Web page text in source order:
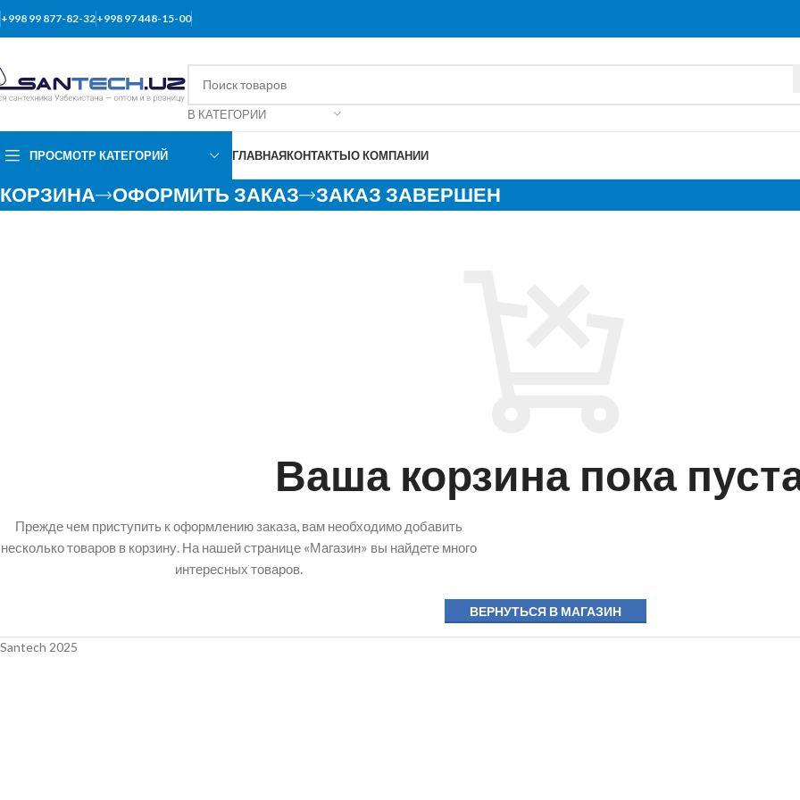
+998 99 877-82-32+998 97 448-15-00
В КАТЕГОРИИ
ПРОСМОТР КАТЕГОРИЙ ГЛАВНАЯКОНТАКТЫО КОМПАНИИ
КОРЗИНА ОФОРМИТЬ ЗАКАЗ ЗАКАЗ ЗАВЕРШЕН
Ваша корзина пока
Прежде чем приступить к оформлению заказа, вам необходимо добавить
несколько товаров в корзину. На нашей странице «Магазин» вы найдете много
интересных товаров.
ВЕРНУТЬСЯ В МАГАЗИН
Santech 2025